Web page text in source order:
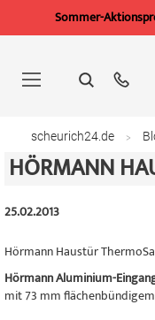
Sommer-
springen
scheurich24.de
HÖRMANN
25.02.2013
Hörmann Haustür
Hörmann Aluminium-
mit 73 mm